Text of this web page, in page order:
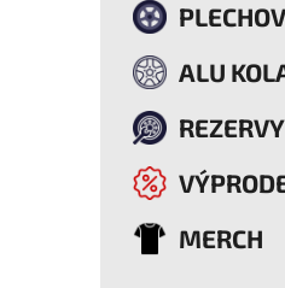
ALU
REZERVY
MERCH